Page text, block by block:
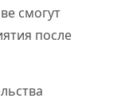
смогут
после